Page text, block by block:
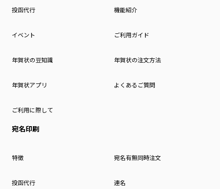
投函代行 機能紹介
イベント ご利用ガイド
年賀状の豆知識 年賀状の注文方法
年賀状アプリ よくあるご質問
ご利用に際して
宛名印刷
特徴 宛名有無同時注文
投函代行 連名